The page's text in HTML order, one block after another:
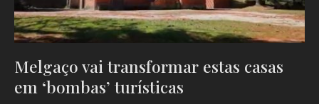
Melgaço vai transformar estas casas
em ‘bombas’ turísticas